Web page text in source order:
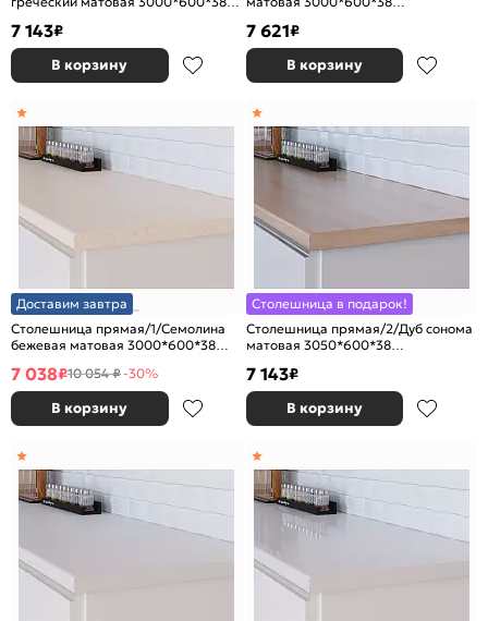
7 143₽
В корзину
7 621₽
В корзину
Доставим завтра
Столешница прямая/1/Семолина
бежевая матовая 3000*600*38
7 038₽10 054 ₽-30%
В корзину
Столешница в подарок!
Столешница прямая/2/Дуб сонома
матовая 3050*600*38
7 143₽
В корзину